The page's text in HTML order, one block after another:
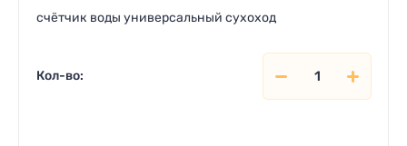
счётчик воды универсальный сухоход
Кол-во: